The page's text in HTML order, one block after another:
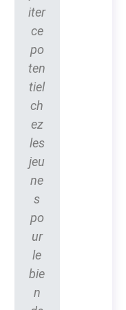
iter
ce
po
ten
tiel
ch
ez
les
jeu
ne
s
po
ur
le
bie
n